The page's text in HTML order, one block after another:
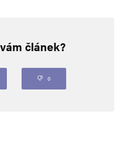
Vyžadované informace jsou
článek?
0